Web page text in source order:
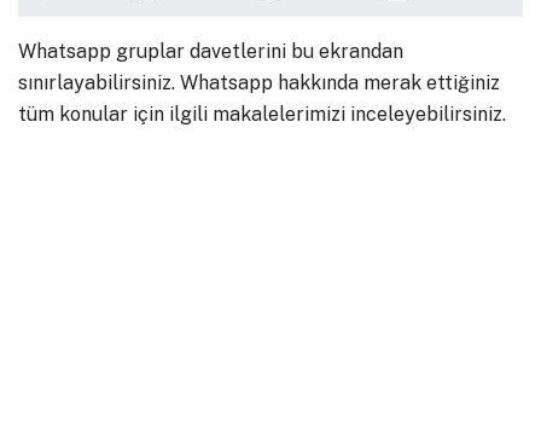
Whatsapp gruplar davetlerini bu ekrandan
sınırlayabilirsiniz. Whatsapp hakkında merak ettiğiniz
tüm konular için ilgili makalelerimizi inceleyebilirsiniz.